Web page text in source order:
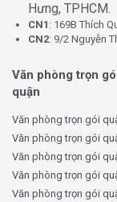
Hưng, TPHCM.
CN1 : 169B Thích
CN2: 9/2 Nguyễn
Văn phòng trọn
quận
Văn phòng trọn gói
Văn phòng trọn gói
Văn phòng trọn gói
Văn phòng trọn gói
Văn phòng trọn gói